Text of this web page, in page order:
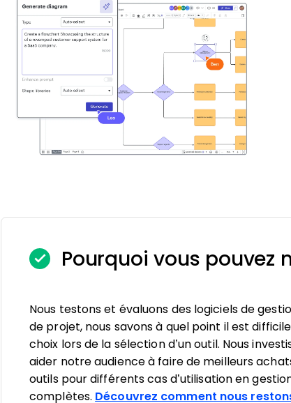
Pourquoi vous pouvez
Nous testons et évaluons des logiciels de
de projet, nous savons à quel point il est
choix lors de la sélection d’un outil. Nous
aider notre audience à faire de meilleurs
outils pour différents cas d’utilisation en
complètes. Découvrez comment nous